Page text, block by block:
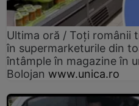
Ultima oră / Toți românii
în supermarketurile din
întâmple în magazine în
Bolojan www.unica.ro